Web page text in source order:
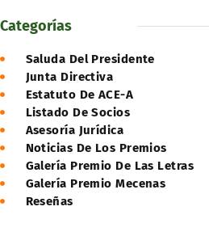
Categorías
Saluda Del Presidente
Junta Directiva
Estatuto De ACE-A
Listado De Socios
Asesoría Jurídica
Noticias De Los Premios
Galería Premio De Las Letras
Galería Premio Mecenas
Reseñas